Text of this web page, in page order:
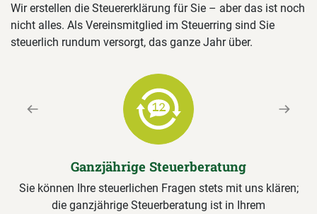
Wir erstellen die Steuererklärung für Sie – aber das ist noch
nicht alles. Als Vereinsmitglied im Steuerring sind Sie
steuerlich rundum versorgt, das ganze Jahr über.
Ganzjährige Steuerberatung
Sie können Ihre steuerlichen Fragen stets mit uns klären;
die ganzjährige Steuerberatung ist in Ihrem
Previous Next